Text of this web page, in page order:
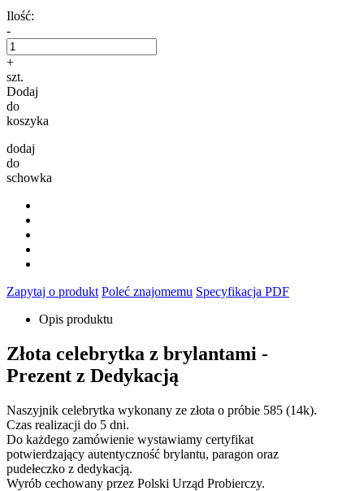
Ilość:
-
+
szt.
Dodaj
do
koszyka
dodaj
do
schowka
Zapytaj o produkt Poleć znajomemu Specyfikacja PDF
Opis produktu
Złota celebrytka z brylantami -
Prezent z Dedykacją
Naszyjnik celebrytka wykonany ze złota o próbie 585 (14k).
Czas realizacji do 5 dni.
Do każdego zamówienie wystawiamy certyfikat
potwierdzający autentyczność brylantu, paragon oraz
pudełeczko z dedykacją.
Wyrób cechowany przez Polski Urząd Probierczy.